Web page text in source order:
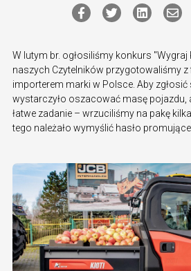
W lutym br. ogłosiliśmy konkurs "Wygraj
naszych Czytelników przygotowaliśmy z
importerem marki w Polsce. Aby
wystarczyło oszacować masę pojazdu,
łatwe zadanie – wrzuciliśmy na pakę
tego należało wymyślić hasło promujące